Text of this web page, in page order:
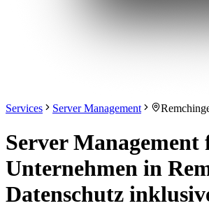
Services Server Management
Server Management
Unternehmen in
Datenschutz